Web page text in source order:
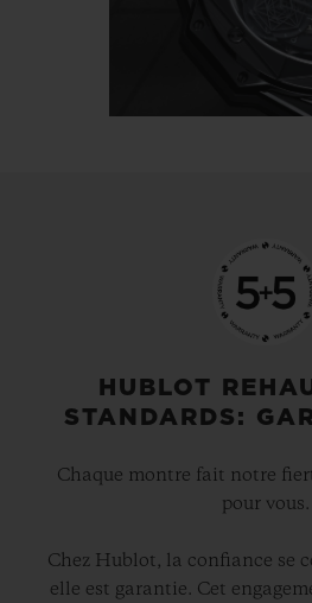
La Big Bang Unico Sang
fait encre, comme un
HUBLOT
STANDARDS:
Chaque montre fait notre
pour vous.
Chez Hublot, la confiance se
elle est garantie. Cet